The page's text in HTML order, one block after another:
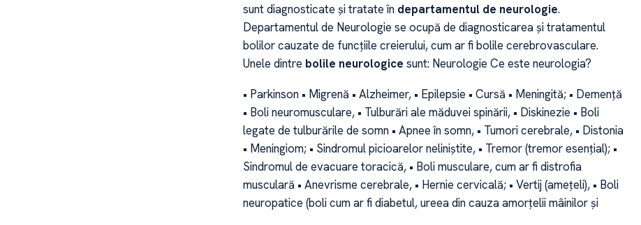
sunt diagnosticate și tratate îndepartamentul de neurologie.
Departamentul de Neurologie se ocupă de diagnosticarea și tratamentul
bolilor cauzate de funcțiile creierului, cum ar fi bolile cerebrovasculare.
Unele dintre bolile neurologice sunt: Neurologie Ce este neurologia?
• Parkinson • Migrenă • Alzheimer, • Epilepsie • Cursă • Meningită; • Demență
• Boli neuromusculare, • Tulburări ale măduvei spinării, • Diskinezie • Boli
legate de tulburările de somn • Apnee în somn, • Tumori cerebrale, • Distonia
• Meningiom; • Sindromul picioarelor neliniștite, • Tremor (tremor esențial); •
Sindromul de evacuare toracică, • Boli musculare, cum ar fi distrofia
musculară • Anevrisme cerebrale, • Hernie cervicală; • Vertij (amețeli), • Boli
neuropatice (boli cum ar fi diabetul, ureea din cauza amorțelii mâinilor și